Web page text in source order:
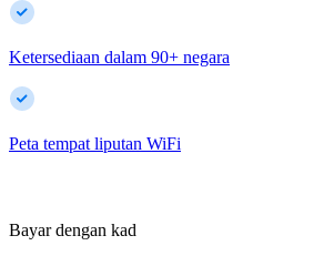
Ketersediaan dalam 90+ negara
Peta tempat liputan WiFi
Bayar dengan kad